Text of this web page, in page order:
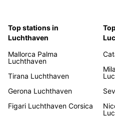
Top stations in
Luchthaven
Mallorca Palma
Luchthaven
Tirana Luchthaven
Gerona Luchthaven
Figari Luchthaven Corsica